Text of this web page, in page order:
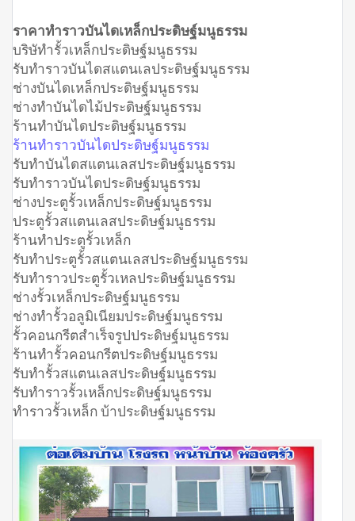
ราคาทำราวบันไดเหล็กประดิษฐ์มนูธรรม
บริษัทำรั้วเหล็กประดิษฐ์มนูธรรม
รับทำราวบันไดสแตนเลประดิษฐ์มนูธรรม
ช่างบันไดเหล็กประดิษฐ์มนูธรรม
ช่างทำบันไดไม้ประดิษฐ์มนูธรรม
ร้านทำบันไดประดิษฐ์มนูธรรม
ร้านทำราวบันไดประดิษฐ์มนูธรรม
รับทำบันไดสแตนเลสประดิษฐ์มนูธรรม
รับทำราวบันไดประดิษฐ์มนูธรรม
ช่างประตูรั้วเหล็กประดิษฐ์มนูธรรม
ประตูรั้วสแตนเลสประดิษฐ์มนูธรรม
ร้านทำประตูรั้วเหล็ก
รับทำประตูรั้วสแตนเลสประดิษฐ์มนูธรรม
รับทำราวประตูรั้วเหลประดิษฐ์มนูธรรม
ช่างรั้วเหล็กประดิษฐ์มนูธรรม
ช่างทำรั้วอลูมิเนียมประดิษฐ์มนูธรรม
รั้วคอนกรีตสำเร็จรูปประดิษฐ์มนูธรรม
ร้านทำรั้วคอนกรีตประดิษฐ์มนูธรรม
รับทำรั้วสแตนเลสประดิษฐ์มนูธรรม
รับทำราวรั้วเหล็กประดิษฐ์มนูธรรม
ทำราวรั้วเหล็ก บ้าประดิษฐ์มนูธรรม